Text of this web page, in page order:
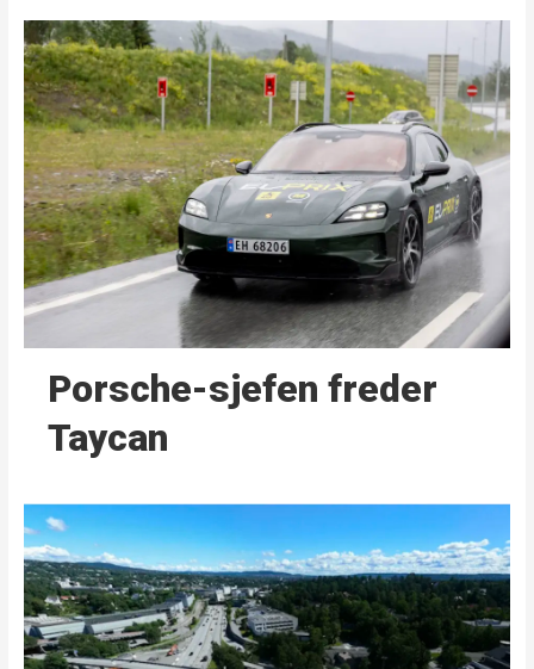
Porsche-sjefen freder
Taycan